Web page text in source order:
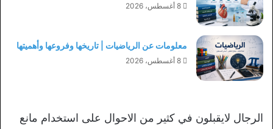
8 أغسطس، 2026
معلومات عن الرياضيات | تاريخها وفروعها وأهميتها
8 أغسطس، 2026
الرجال لايقبلون في كثير من الاحوال على استخدام مانع